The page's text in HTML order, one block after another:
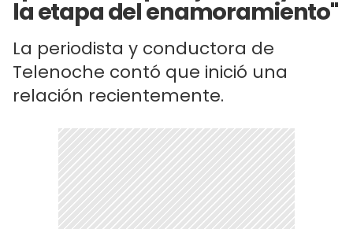
la etapa del enamoramiento"
La periodista y conductora de
Telenoche contó que inició una
relación recientemente.